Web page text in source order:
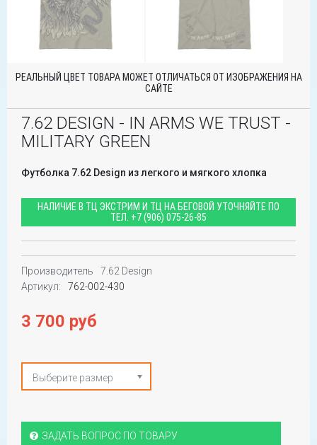
РЕАЛЬНЫЙ ЦВЕТ ТОВАРА МОЖЕТ ОТЛИЧАТЬСЯ ОТ ИЗОБРАЖЕНИЯ НА
САЙТЕ
7.62 DESIGN - IN ARMS WE TRUST -
MILITARY GREEN
Футболка 7.62 Design из легкого и мягкого хлопка
НАЛИЧИЕ В ТЦ ЭКСТРИМ И ТЦ НА БЕГОВОЙ УТОЧНЯЙТЕ ПО
ТЕЛ. +7 (906) 075-26-85
Производитель
7.62 Design
Артикул:
762-002-430
3 700 руб
Выберите размер
ЗАДАТЬ ВОПРОС ПО ТОВАРУ